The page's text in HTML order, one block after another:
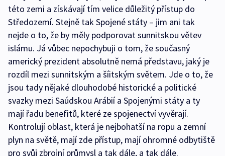
této zemi a získávají tím velice důležitý přístup do
Středozemí. Stejně tak Spojené státy – jim ani tak
nejde o to, že by měly podporovat sunnitskou větev
islámu. Já vůbec nepochybuji o tom, že současný
americký prezident absolutně nemá představu, jaký je
rozdíl mezi sunnitským a šíitským světem. Jde o to, že
jsou tady nějaké dlouhodobé historické a politické
svazky mezi Saúdskou Arábií a Spojenými státy a ty
mají řadu benefitů, které ze spojenectví vyvěrají.
Kontrolují oblast, která je nejbohatší na ropu a zemní
plyn na světě, mají zde přístup, mají ohromné odbytiště
pro svůj zbrojní průmysl a tak dále, a tak dále.